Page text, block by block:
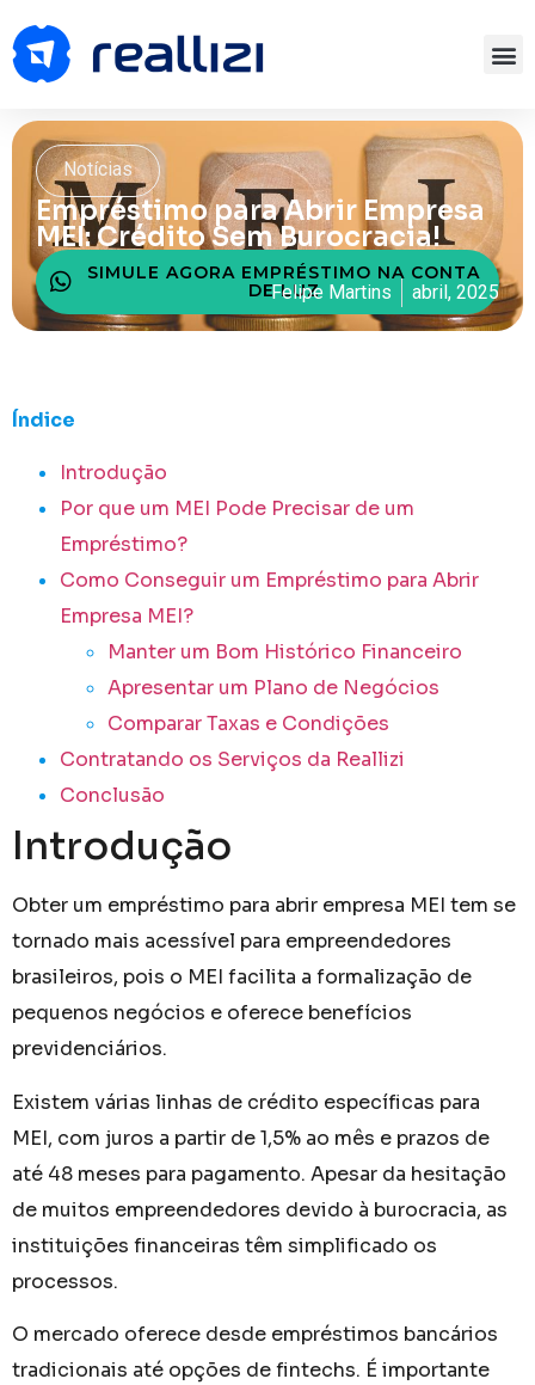
Notícias
Empréstimo para Abrir Empresa
MEI: Crédito Sem Burocracia!
SIMULE AGORA EMPRÉSTIMO NA CONTA
DE LUZ
Felipe Martins abril, 2025
Índice
Introdução
Por que um MEI Pode Precisar de um
Empréstimo?
Como Conseguir um Empréstimo para Abrir
Empresa MEI?
Manter um Bom Histórico Financeiro
Apresentar um Plano de Negócios
Comparar Taxas e Condições
Contratando os Serviços da Reallizi
Conclusão
Introdução
Obter um empréstimo para abrir empresa MEI tem se
tornado mais acessível para empreendedores
brasileiros, pois o MEI facilita a formalização de
pequenos negócios e oferece benefícios
previdenciários.
Existem várias linhas de crédito específicas para
MEI, com juros a partir de 1,5% ao mês e prazos de
até 48 meses para pagamento. Apesar da hesitação
de muitos empreendedores devido à burocracia, as
instituições financeiras têm simplificado os
processos.
O mercado oferece desde empréstimos bancários
tradicionais até opções de fintechs. É importante